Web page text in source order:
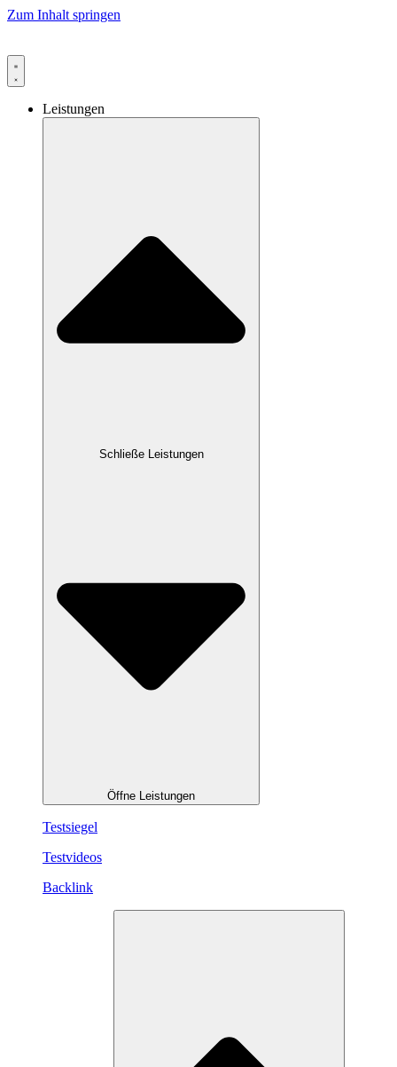
Zum Inhalt springen
Leistungen
Schließe Leistungen
Öffne Leistungen
Testsiegel
Testvideos
Backlink